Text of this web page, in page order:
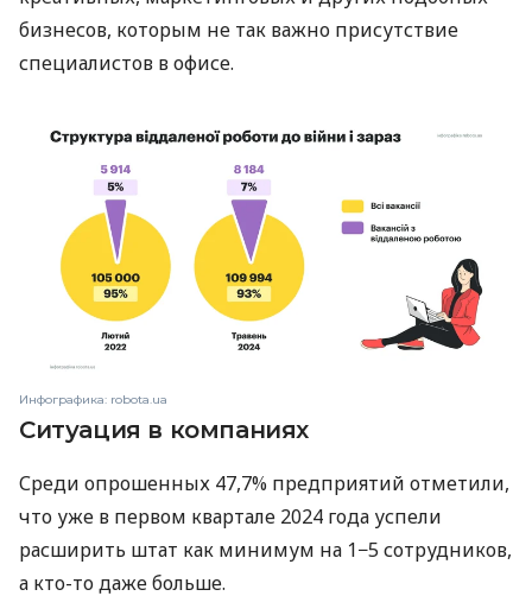
бизнесов, которым не так важно присутствие
специалистов в офисе.
Инфографика: robota.ua
Ситуация в компаниях
Среди опрошенных 47,7% предприятий отметили,
что уже в первом квартале 2024 года успели
расширить штат как минимум на 1−5 сотрудников,
а кто-то даже больше.